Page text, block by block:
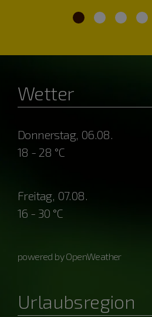
Wetter
Donnerstag, 06.08.
18 - 28 °C
Freitag, 07.08.
16 - 30 °C
powered by OpenWeather
Urlaubsregion